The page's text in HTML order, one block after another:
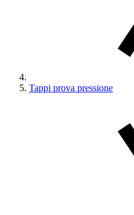
Tappi prova pressione